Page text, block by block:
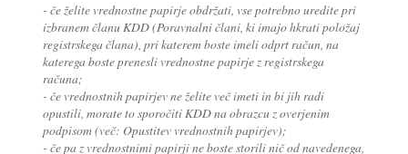
- če želite vrednostne papirje obdržati, vse potrebno uredite pri
izbranem članu KDD (Poravnalni člani, ki imajo hkrati položaj
registrskega člana), pri katerem boste imeli odprt račun, na
katerega boste prenesli vrednostne papirje z registrskega
računa;
- če vrednostnih papirjev ne želite več imeti in bi jih radi
opustili, morate to sporočiti KDD na obrazcu z overjenim
podpisom (več: Opustitev vrednostnih papirjev);
- če pa z vrednostnimi papirji ne boste storili nič od navedenega,